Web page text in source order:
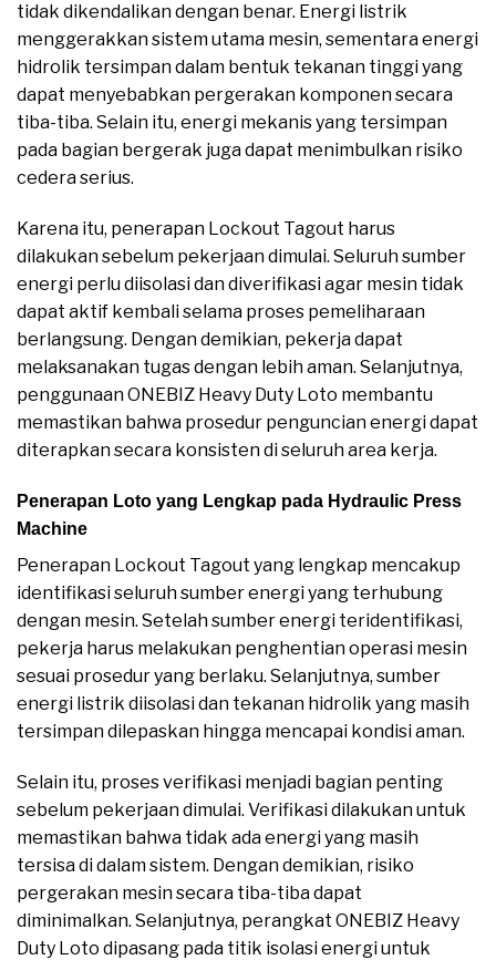
tidak dikendalikan dengan benar. Energi listrik
menggerakkan sistem utama mesin, sementara energi
hidrolik tersimpan dalam bentuk tekanan tinggi yang
dapat menyebabkan pergerakan komponen secara
tiba-tiba. Selain itu, energi mekanis yang tersimpan
pada bagian bergerak juga dapat menimbulkan risiko
cedera serius.
Karena itu, penerapan Lockout Tagout harus
dilakukan sebelum pekerjaan dimulai. Seluruh sumber
energi perlu diisolasi dan diverifikasi agar mesin tidak
dapat aktif kembali selama proses pemeliharaan
berlangsung. Dengan demikian, pekerja dapat
melaksanakan tugas dengan lebih aman. Selanjutnya,
penggunaan ONEBIZ Heavy Duty Loto membantu
memastikan bahwa prosedur penguncian energi dapat
diterapkan secara konsisten di seluruh area kerja.
Penerapan Loto yang Lengkap pada Hydraulic Press
Machine
Penerapan Lockout Tagout yang lengkap mencakup
identifikasi seluruh sumber energi yang terhubung
dengan mesin. Setelah sumber energi teridentifikasi,
pekerja harus melakukan penghentian operasi mesin
sesuai prosedur yang berlaku. Selanjutnya, sumber
energi listrik diisolasi dan tekanan hidrolik yang masih
tersimpan dilepaskan hingga mencapai kondisi aman.
Selain itu, proses verifikasi menjadi bagian penting
sebelum pekerjaan dimulai. Verifikasi dilakukan untuk
memastikan bahwa tidak ada energi yang masih
tersisa di dalam sistem. Dengan demikian, risiko
pergerakan mesin secara tiba-tiba dapat
diminimalkan. Selanjutnya, perangkat ONEBIZ Heavy
Duty Loto dipasang pada titik isolasi energi untuk